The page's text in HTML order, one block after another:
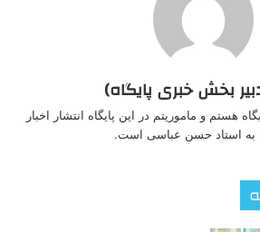
بخش خبری پایگاه)
هستم و ماموریتم در این پایگاه انتشار اخبار
به استاد حسن عباسی است.